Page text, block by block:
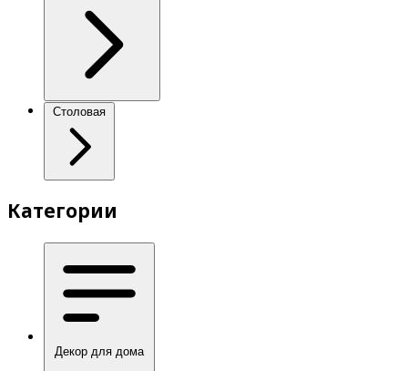
Столовая
Категории
Декор для дома